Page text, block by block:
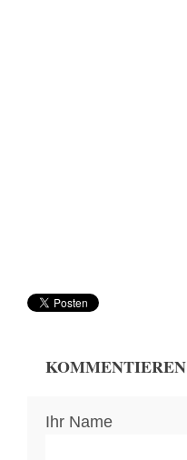
KOMMENTIEREN
Ihr Name